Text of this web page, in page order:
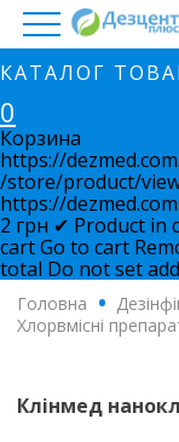
КАТАЛОГ
0
Корзина
https://
/store/product/
https://
2 грн ✔ Product in
cartGo to cart
total Do not set
Головна .
Хлорвмісні
Клінмед